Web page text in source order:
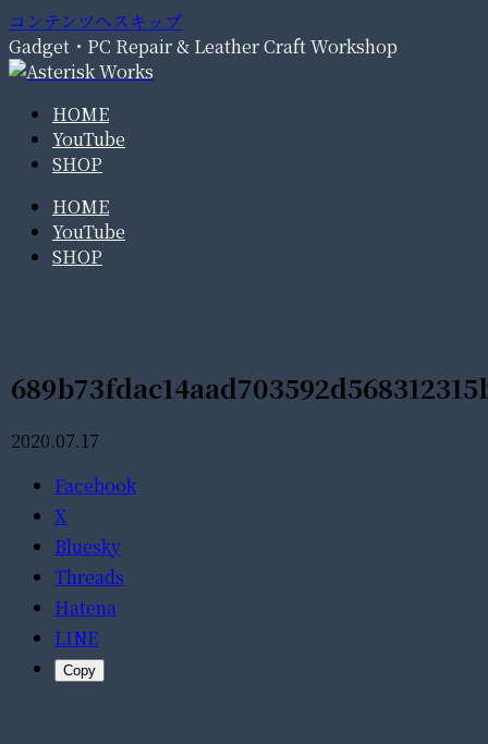
コンテンツへスキップ
Gadget・PC Repair & Leather Craft Workshop
HOME
YouTube
SHOP
HOME
YouTube
SHOP
2020.07.17
Facebook
X
Bluesky
Threads
Hatena
LINE
Copy